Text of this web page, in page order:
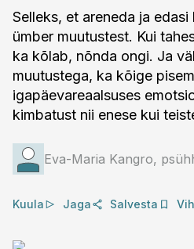
Selleks, et areneda ja
ümber muutustest. Kui
ka kõlab, nõnda ongi. Ja
muutustega, ka kõige
igapäevareaalsuses
kimbatust nii enese kui
Eva-Maria Kangro,
Kuula Jaga Salvesta